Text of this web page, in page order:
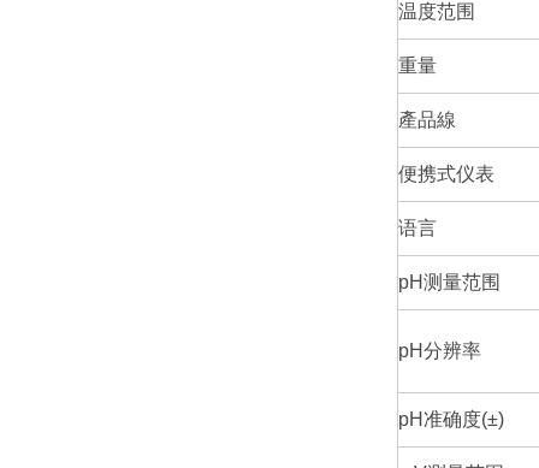
温度范围
重量
產品線
便携式仪表
语言
pH测量范围
pH分辨率
pH准确度(±)